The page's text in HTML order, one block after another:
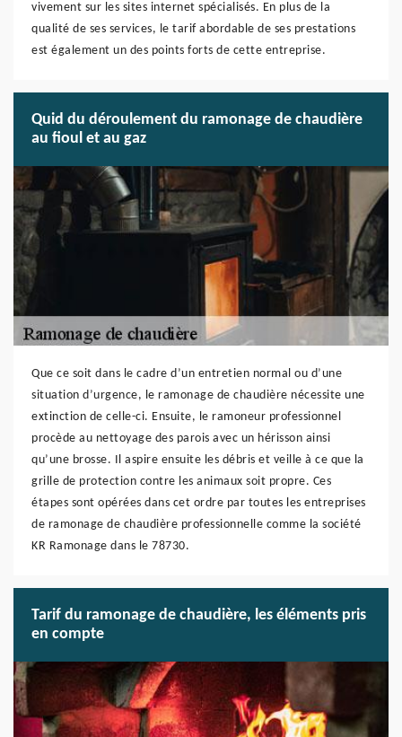
vivement sur les sites internet spécialisés. En plus de la
qualité de ses services, le tarif abordable de ses prestations
est également un des points forts de cette entreprise.
Quid du déroulement du ramonage de chaudière
au fioul et au gaz
Que ce soit dans le cadre d’un entretien normal ou d’une
situation d’urgence, le ramonage de chaudière nécessite une
extinction de celle-ci. Ensuite, le ramoneur professionnel
procède au nettoyage des parois avec un hérisson ainsi
qu’une brosse. Il aspire ensuite les débris et veille à ce que la
grille de protection contre les animaux soit propre. Ces
étapes sont opérées dans cet ordre par toutes les entreprises
de ramonage de chaudière professionnelle comme la société
KR Ramonage dans le 78730.
Tarif du ramonage de chaudière, les éléments pris
en compte